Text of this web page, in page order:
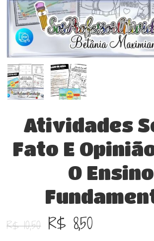
Atividades
Fato E
O Ensino
R$10,50 O
R$ 8,50O